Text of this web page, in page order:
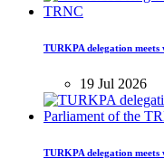
TURKPA delegation
19 Jul 2026
TURKPA delegation